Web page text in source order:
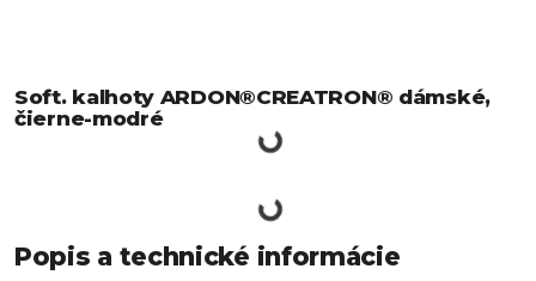
Soft. kalhoty ARDON®CREATRON® dámské,
čierne-modré
Popis a technické informácie